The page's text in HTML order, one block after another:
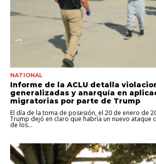
NATIONAL
Informe de la ACLU detalla
generalizadas y anarquía en
migratorias por parte de Trump
El día de la toma de posesión, el 20 de enero de
Trump dejó en claro que habría un nuevo ataque
de los...